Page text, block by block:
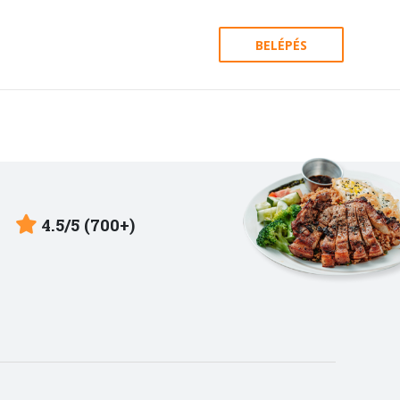
BELÉPÉS
4.5/5 (700+)